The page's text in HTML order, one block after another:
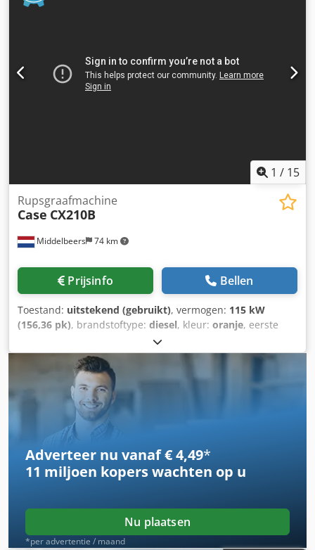
van twee lijmeenheden, met traploze lijmdikte-instelling.
Gewicht: 300 kg Gemaakt in Duitsland. Schmedt PraForm
21-50 boekpers Boekpers met groefsnijder. Geproduceerd
door Schmedt, Duitsland. De machine is in zeer goede
1 / 15
Middelbeers 74 km
Rupsgraafmachine
Case CX210B
Prijsinfo Bellen
Toestand: uitstekend (gebruikt), vermogen: 115 kW
(156,36 pk), brandstoftype: diesel, kleur: oranje, eerste
, Bouwjaar:
h, Algemene informatie Bouwjaar: 2012 Serienummer:
DCH210R5NCEAH2500 Technische informatie Aantal
cilinders: 4 Leeggewicht: 22.600 kg Functioneel Csdpfxey
En Ndo Aguerf Werkbreedte: 300 cm CE-markering: ja Staat
Technische staat: zeer goed Optische staat: zeer goed
Financiële informatie Prijs: op aanvraag Garantie Garantie:
inzetbaar! - 80% rupsloopwerk - Inclusief 3 bakken: 1300
mm, 450 mm en 2000 mm slotenbak - Optioneel met
Adverteer nu vanaf € 4,49*
11 miljoen koperswachten op u
Nu plaatsen
*per advertentie / maand